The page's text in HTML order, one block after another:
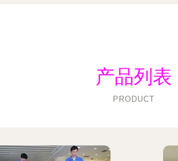
产品列表
PRODUCT